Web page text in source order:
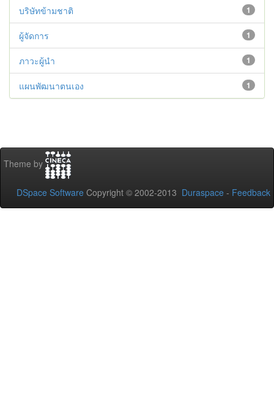
1
บริษัทข้ามชาติ
1
ผู้จัดการ
1
ภาวะผู้นำ
1
แผนพัฒนาตนเอง
Theme by
DSpace Software Copyright © 2002-2013 Duraspace - Feedback